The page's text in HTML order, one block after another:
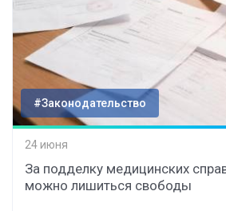
#Законодательство
24 июня
За подделку медицинских
можно лишиться свободы